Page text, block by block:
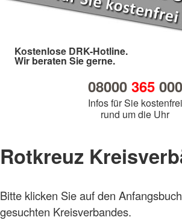
Kostenlose DRK-Hotline.
Wir beraten Sie gerne.
08000 365000
Infos für Sie kostenfrei
rund um die Uhr
Rotkreuz
Bitte klicken Sie auf den
gesuchten Kreisverbandes.